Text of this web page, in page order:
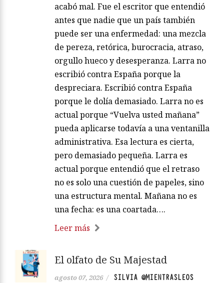
acabó mal. Fue el escritor que entendió
antes que nadie que un país también
puede ser una enfermedad: una mezcla
de pereza, retórica, burocracia, atraso,
orgullo hueco y desesperanza. Larra no
escribió contra España porque la
despreciara. Escribió contra España
porque le dolía demasiado. Larra no es
actual porque “Vuelva usted mañana”
pueda aplicarse todavía a una ventanilla
administrativa. Esa lectura es cierta,
pero demasiado pequeña. Larra es
actual porque entendió que el retraso
no es solo una cuestión de papeles, sino
una estructura mental. Mañana no es
una fecha: es una coartada….
Leer más
El olfato de Su Majestad
agosto 07, 2026 / SILVIA @MIENTRASLEOS